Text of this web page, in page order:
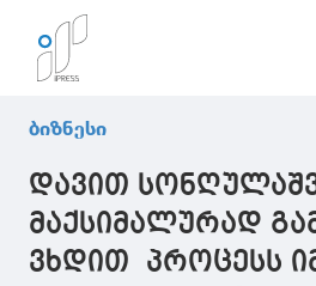
ბიზნესი
დავით
მაქსიმალურად
ვხდით პროცესს